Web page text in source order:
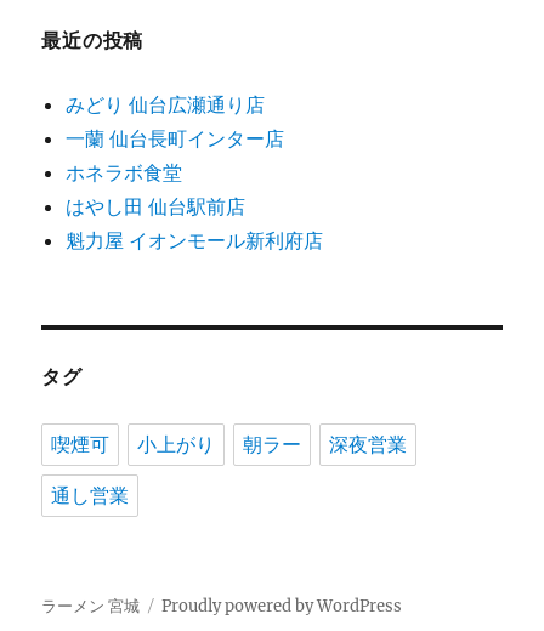
最近の投稿
みどり 仙台広瀬通り店
一蘭 仙台長町インター店
ホネラボ食堂
はやし田 仙台駅前店
魁力屋 イオンモール新利府店
タグ
喫煙可 小上がり 朝ラー 深夜営業
通し営業
ラーメン 宮城 Proudly powered by WordPress